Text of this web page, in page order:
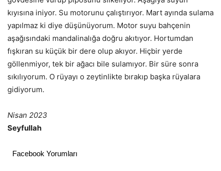
kıyısına iniyor. Su motorunu çalıştırıyor. Mart ayında sulama
yapılmaz ki diye düşünüyorum. Motor suyu bahçenin
aşağısındaki mandalinalığa doğru akıtıyor. Hortumdan
fışkıran su küçük bir dere olup akıyor. Hiçbir yerde
göllenmiyor, tek bir ağacı bile sulamıyor. Bir süre sonra
sıkılıyorum. O rüyayı o zeytinlikte bırakıp başka rüyalara
gidiyorum.
Nisan 2023
Seyfullah
Facebook Yorumları